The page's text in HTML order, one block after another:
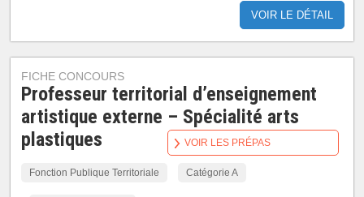
VOIR LE DÉTAIL
FICHE CONCOURS
Professeur territorial d’enseignement
artistique externe – Spécialité arts
plastiques
Fonction Publique Territoriale Catégorie A
VOIR LES PRÉPAS